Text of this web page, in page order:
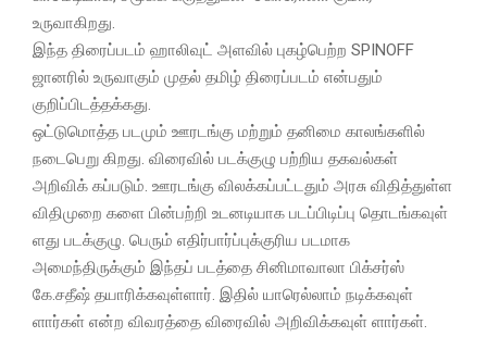
உருவாகிறது.
இந்த திரைப்படம் ஹாலிவுட் அளவில் புகழ்பெற்ற SPINOFF
ஜானரில் உருவாகும் முதல் தமிழ் திரைப்படம் என்பதும்
குறிப்பிடத்தக்கது.
ஒட்டுமொத்த படமும் ஊரடங்கு மற்றும் தனிமை காலங்களில்
நடைபெறு கிறது. விரைவில் படக்குழு பற்றிய தகவல்கள்
அறிவிக் கப்படும். ஊரடங்கு விலக்கப்பட்டதும் அரசு விதித்துள்ள
விதிமுறை களை பின்பற்றி உடனடியாக படப்பிடிப்பு தொடங்கவுள்
ளது படக்குழு. பெரும் எதிர்பார்ப்புக்குரிய படமாக
அமைந்திருக்கும் இந்தப் படத்தை சினிமாவாலா பிக்சர்ஸ்
கே.சதீஷ் தயாரிக்கவுள்ளார். இதில் யாரெல்லாம் நடிக்கவுள்
ளார்கள் என்ற விவரத்தை விரைவில் அறிவிக்கவுள் ளார்கள்.